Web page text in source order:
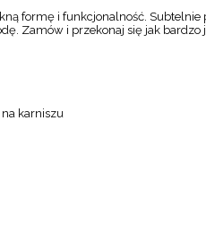
formę i funkcjonalność. Subtelnie
Zamów i przekonaj się jak bardzo
karniszu